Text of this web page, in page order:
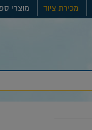
מכירת ציוד מוצרי